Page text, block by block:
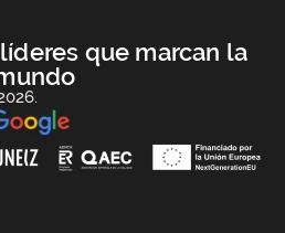
que marcan la